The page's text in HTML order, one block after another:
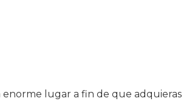
enorme lugar a fin de que adquieras